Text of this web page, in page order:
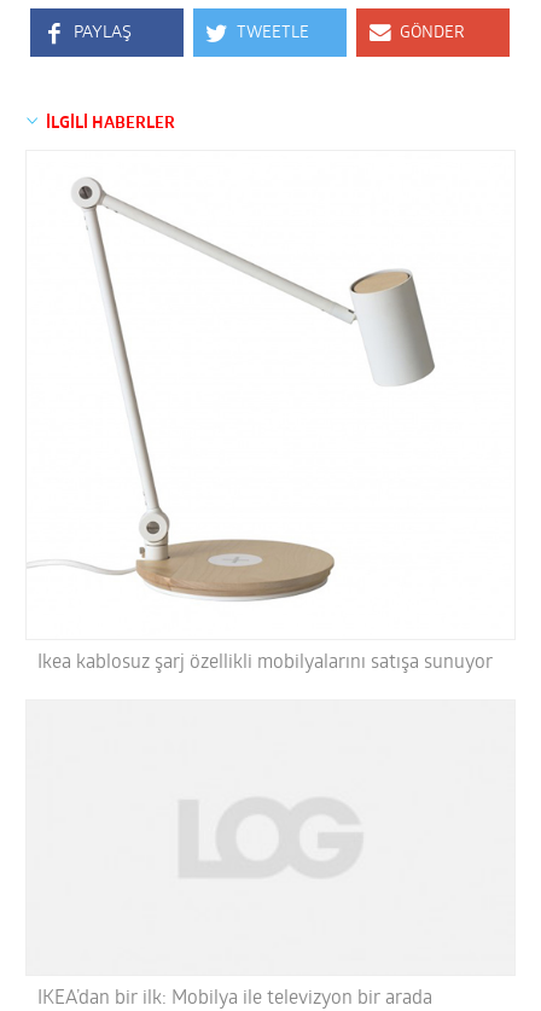
PAYLAŞ TWEETLE GÖNDER
İLGİLİ HABERLER
Ikea kablosuz şarj özellikli mobilyalarını satışa sunuyor
IKEA’dan bir ilk: Mobilya ile televizyon bir arada